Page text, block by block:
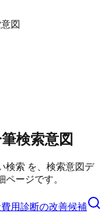
図
検索意図
検索 を、検索意図デ
ージです。
用診断の改善候補